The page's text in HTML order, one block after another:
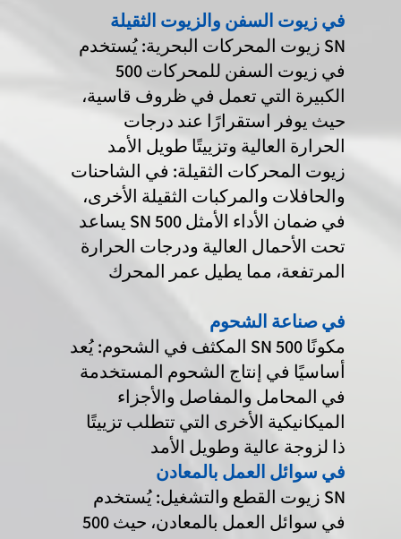
في زيوت السفن والزيوت الثقيلة
زيوت المحركات البحرية: يُستخدم SN
500 في زيوت السفن للمحركات
الكبيرة التي تعمل في ظروف قاسية،
حيث يوفر استقرارًا عند درجات
الحرارة العالية وتزييتًا طويل الأمد
زيوت المحركات الثقيلة: في الشاحنات
والحافلات والمركبات الثقيلة الأخرى،
يساعد SN 500 في ضمان الأداء الأمثل
تحت الأحمال العالية ودرجات الحرارة
المرتفعة، مما يطيل عمر المحرك
في صناعة الشحوم
المكثف في الشحوم: يُعد SN 500 مكونًا
أساسيًا في إنتاج الشحوم المستخدمة
في المحامل والمفاصل والأجزاء
الميكانيكية الأخرى التي تتطلب تزييتًا
ذا لزوجة عالية وطويل الأمد
في سوائل العمل بالمعادن
زيوت القطع والتشغيل: يُستخدم SN
500 في سوائل العمل بالمعادن، حيث